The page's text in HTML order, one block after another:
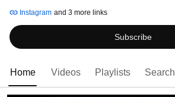
Instagram and 3 more links
Subscribe
Home Videos Playlists Search